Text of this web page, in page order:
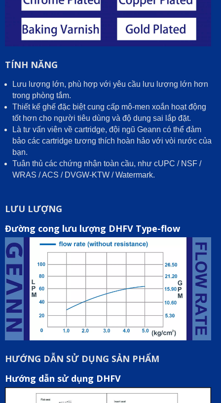
TÍNH NĂNG
Lưu lượng lớn, phù hợp với yêu cầu lưu lượng lớn hơn
trong phòng tắm.
Thiết kế ghế đặc biệt cung cấp mô-men xoắn hoạt động
tốt hơn cho người tiêu dùng và độ dung sai lắp đặt.
Là tư vấn viên về cartridge, đội ngũ Geann có thể đảm
bảo các cartridge tương thích hoàn hảo với vòi nước của
bạn.
Tuân thủ các chứng nhận toàn cầu, như cUPC / NSF /
WRAS / ACS / DVGW-KTW / Watermark.
LƯU LƯỢNG
Đường cong lưu lượng DHFV Type-flow
HƯỚNG DẪN SỬ DỤNG SẢN PHẨM
Hướng dẫn sử dụng DHFV